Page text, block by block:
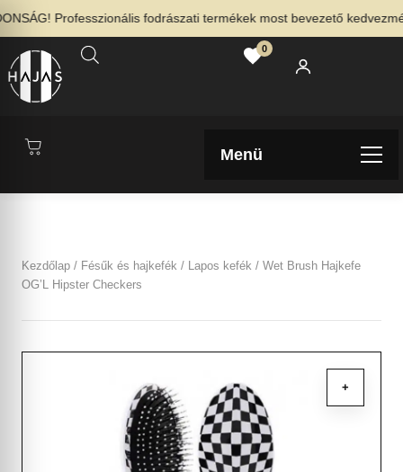
Professzionális fodrászati termékek most bevezető
0
Menü
Kezdőlap / Fésűk és hajkefék / Lapos kefék / Wet Brush Hajkefe
OG’L Hipster Checkers
+